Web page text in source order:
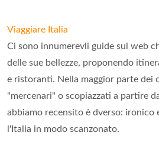
Viaggiare Italia
Ci sono innumerevli guide sul web
delle sue bellezze, proponendo
e ristoranti. Nella maggior parte dei
"mercenari" o scopiazzati a partire
abbiamo recensito è dverso: ironico
l'Italia in modo scanzonato.